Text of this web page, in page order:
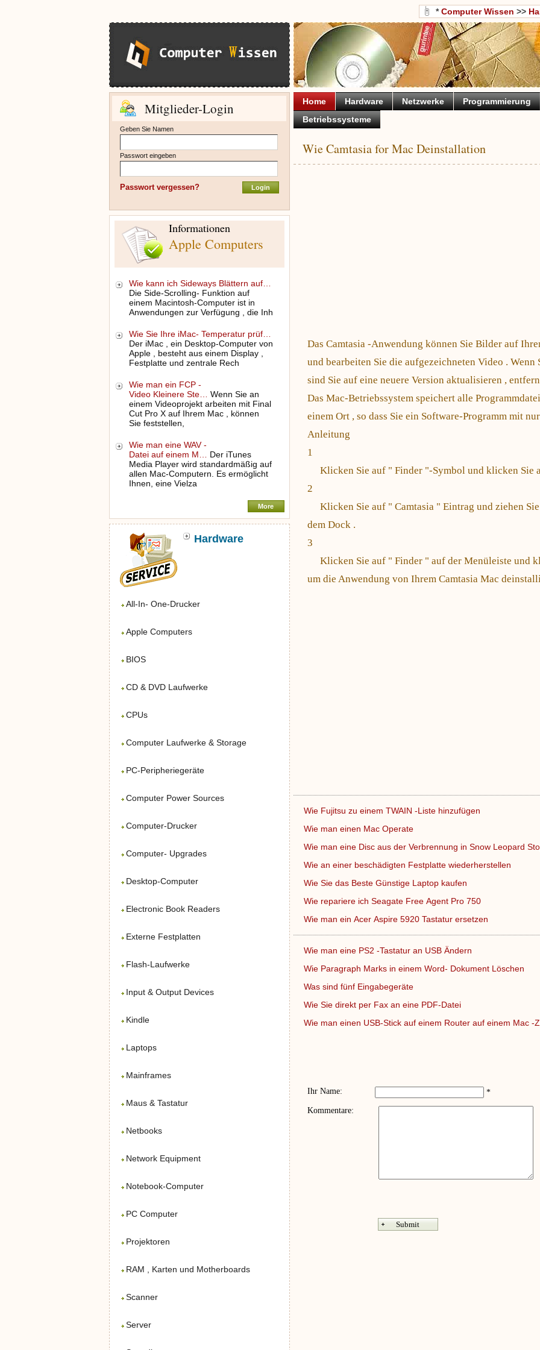
Mitglieder-Login
Geben Sie Namen
Passwort eingeben
Passwort vergessen?
Informationen
Apple Computers
Wie kann ich Sideways Blättern auf…
Die Side-Scrolling- Funktion auf
einem Macintosh-Computer ist in
Anwendungen zur Verfügung , die Inh
Wie Sie Ihre iMac- Temperatur prüf…
Der iMac , ein Desktop-Computer von
Apple , besteht aus einem Display ,
Festplatte und zentrale Rech
Wie man ein FCP -
Video Kleinere Ste…
Wenn Sie an
einem Videoprojekt arbeiten mit Final
Cut Pro X auf Ihrem Mac , können
Sie feststellen,
Wie man eine WAV -
Datei auf einem M…
Der iTunes
Media Player wird standardmäßig auf
allen Mac-Computern. Es ermöglicht
Ihnen, eine Vielza
More
Hardware
All-In- One-Drucker
Apple Computers
BIOS
CD & DVD Laufwerke
CPUs
Computer Laufwerke & Storage
PC-Peripheriegeräte
Computer Power Sources
Computer-Drucker
Computer- Upgrades
Desktop-Computer
Electronic Book Readers
Externe Festplatten
Flash-Laufwerke
Input & Output Devices
Kindle
Laptops
Mainframes
Maus & Tastatur
Netbooks
Network Equipment
Notebook-Computer
PC Computer
Projektoren
RAM , Karten und Motherboards
Scanner
Server
*Computer Wissen >>
Home Hardware Netzwerke Programmierung
Betriebssysteme
Wie Camtasia for Mac Deinstallation
Das Camtasia -Anwendung können Sie Bilder auf
und bearbeiten Sie die aufgezeichneten Video . Wenn
sind Sie auf eine neuere Version aktualisieren ,
Das Mac-Betriebssystem speichert alle
einem Ort , so dass Sie ein Software-Programm mit
Anleitung
1
Klicken Sie auf " Finder "-Symbol und klicken Sie
2
Klicken Sie auf " Camtasia " Eintrag und ziehen
dem Dock .
3
Klicken Sie auf " Finder " auf der Menüleiste und
um die Anwendung von Ihrem Camtasia Mac
Wie Fujitsu zu einem TWAIN -Liste hinzufügen
Wie man einen Mac Operate
Wie man eine Disc aus der Verbrennung in Snow Leopard
Wie an einer beschädigten Festplatte wiederherstellen
Wie Sie das Beste Günstige Laptop kaufen
Wie repariere ich Seagate Free Agent Pro 750
Wie man ein Acer Aspire 5920 Tastatur ersetzen
Wie man eine PS2 -Tastatur an USB Ändern
Wie Paragraph Marks in einem Word- Dokument Löschen
Was sind fünf Eingabegeräte
Wie Sie direkt per Fax an eine PDF-Datei
Wie man einen USB-Stick auf einem Router auf einem Mac -
Ihr Name:
*
Kommentare: